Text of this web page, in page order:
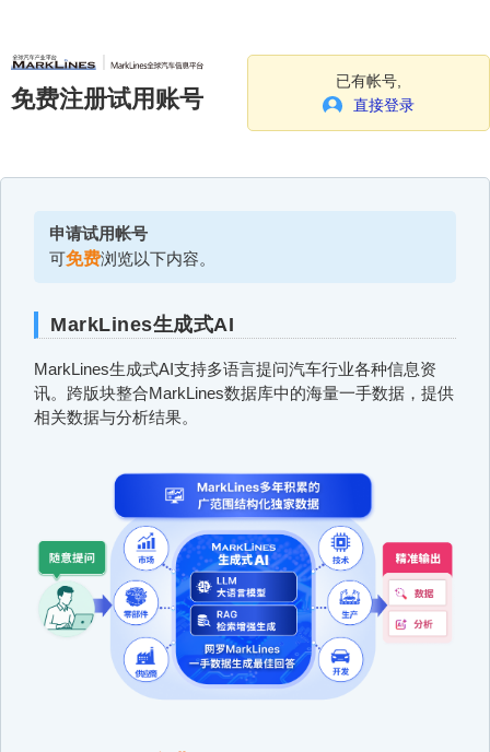
免费注册试用账号
已有帐号,
直接登录
申请试用帐号
可免费浏览以下内容。
MarkLines生成式AI
MarkLines生成式AI支持多语言提问汽车行业各种信息资
讯。跨版块整合MarkLines数据库中的海量一手数据，提供
相关数据与分析结果。